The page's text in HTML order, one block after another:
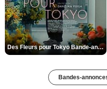
Des Fleurs pour Tokyo Bande-annonce VO STFR
Bandes-